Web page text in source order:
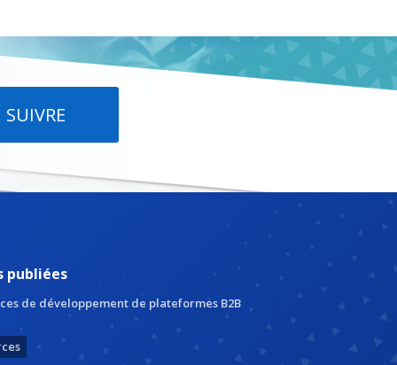
SUIVRE
publiées
de développement de plateformes B2B